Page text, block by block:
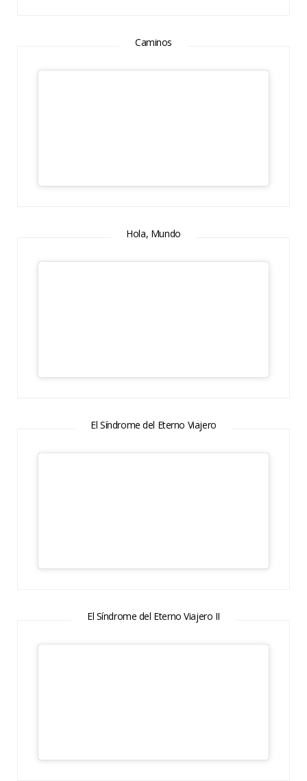
Caminos
Hola, Mundo
El Síndrome del Eterno Viajero
El Síndrome del Eterno Viajero II